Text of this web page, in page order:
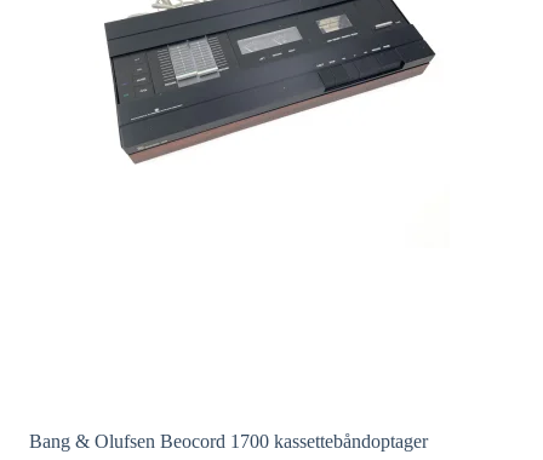
Bang & Olufsen Beocord 1700 kassettebåndoptager